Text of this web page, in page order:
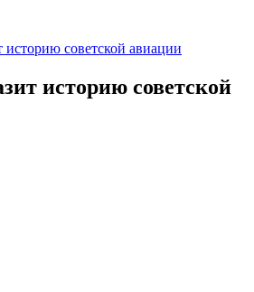
историю советской авиации
историю советской